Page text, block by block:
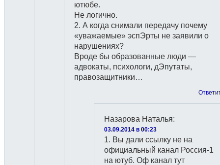
ютюбе.
Не логично.
2. А когда снимали передачу почему
«уважаемые» эспЭрты не заявили о
нарушениях?
Вроде бы образованные люди —
адвокаты, психологи, дЭпутаты,
правозащитники…
Назарова Наталья:
03.09.2014 в 00:23
1. Вы дали ссылку не на
официальный канал Россия-1
на ютуб. Оф канал тут